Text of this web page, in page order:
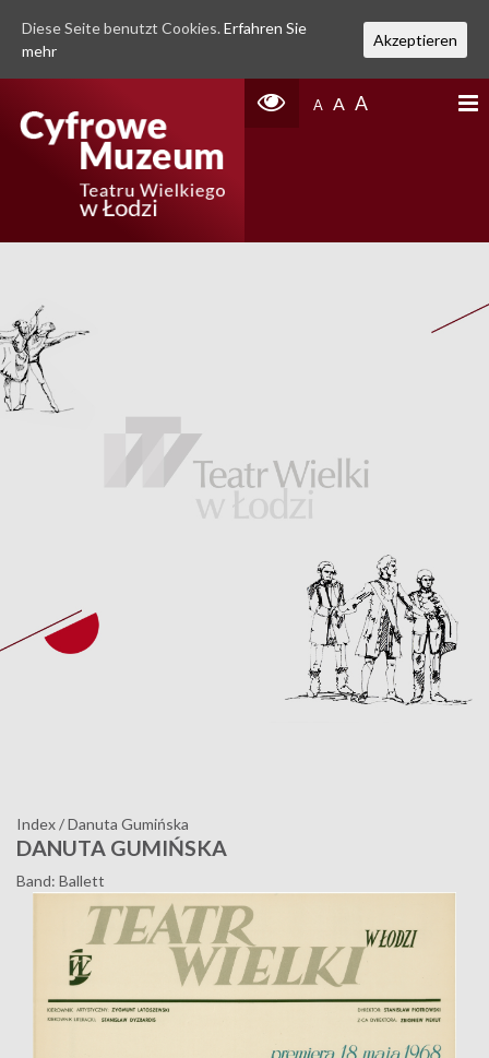
A A A
Index/Danuta Gumińska
DANUTA GUMIŃSKA
Band: Ballett
Diese Seite benutzt Cookies. Erfahren Sie
mehr
Akzeptieren